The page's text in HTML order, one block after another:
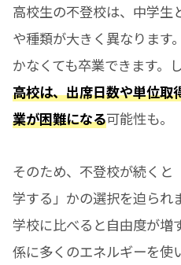
高校生の不登校は、中学生
や種類が大きく異なります
かなくても卒業できます。
高校は、出席日数や単位取
業が困難になる可能性も。
そのため、不登校が続くと
学する」かの選択を迫られ
学校に比べると自由度が増
係に多くのエネルギーを使